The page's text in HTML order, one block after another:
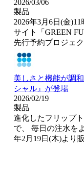
2026/03/06
製品
2026年3月6日(金
サイト「GREEN
先行予約プロジェ
美しさと機能が調
シャル』が登場
2026/02/19
製品
進化したフリップ
で、 毎日の注水を
年2月19日(木)より